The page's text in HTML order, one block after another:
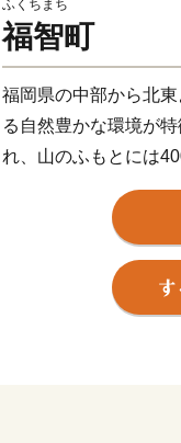
ふくちまち
福智町
福岡県の中部から北
る自然豊かな環境が
れ、山のふもとには
『上野焼（あがのや
町内には、福智修験
寺」、宮本武蔵ゆか
古で樹齢６百年のエ
の藤」、上野峡の瀑